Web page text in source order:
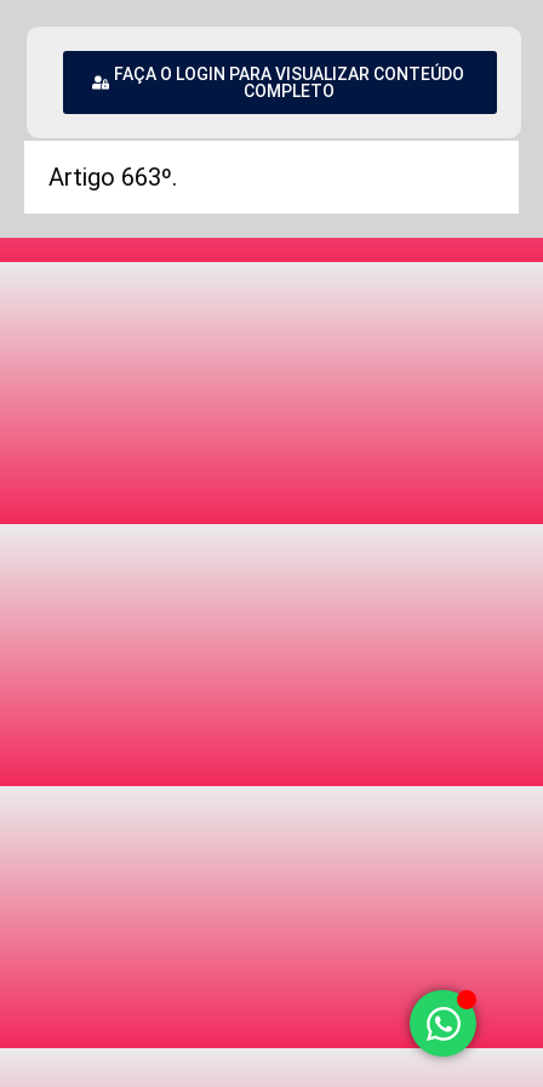
FAÇA O LOGIN PARA VISUALIZAR CONTEÚDO
COMPLETO
Artigo 663º.